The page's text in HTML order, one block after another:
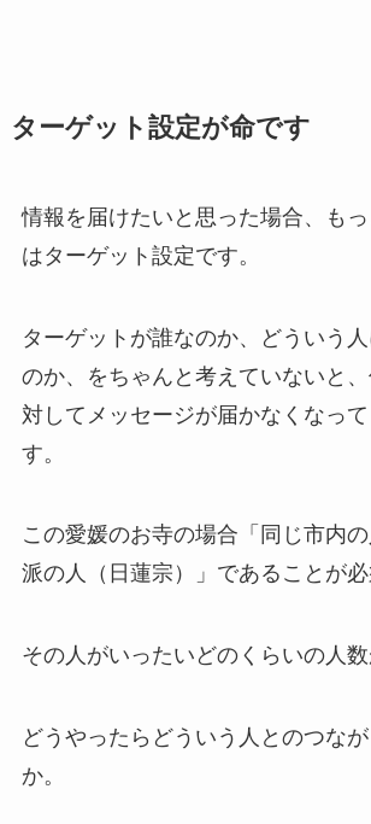
ターゲット設定が命です
情報を届けたいと思った場合、も
はターゲット設定です。
ターゲットが誰なのか、どういう
のか、をちゃんと考えていないと
対してメッセージが届かなくなっ
す。
この愛媛のお寺の場合「同じ市内
派の人（日蓮宗）」であることが必
その人がいったいどのくらいの人数
どうやったらどういう人とのつな
か。